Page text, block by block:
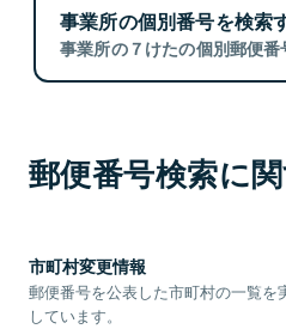
事業所の個別番号を検索
事業所の７けたの個別郵便番
郵便番号検索に
市町村変更情報
郵便番号を公表した市町村の一覧を
しています。